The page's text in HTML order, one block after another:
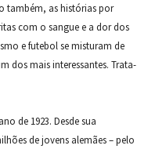
também, as histórias por
com o sangue e a dor dos
e futebol se misturam de
dos mais interessantes. Trata-
de 1923. Desde sua
de jovens alemães – pelo